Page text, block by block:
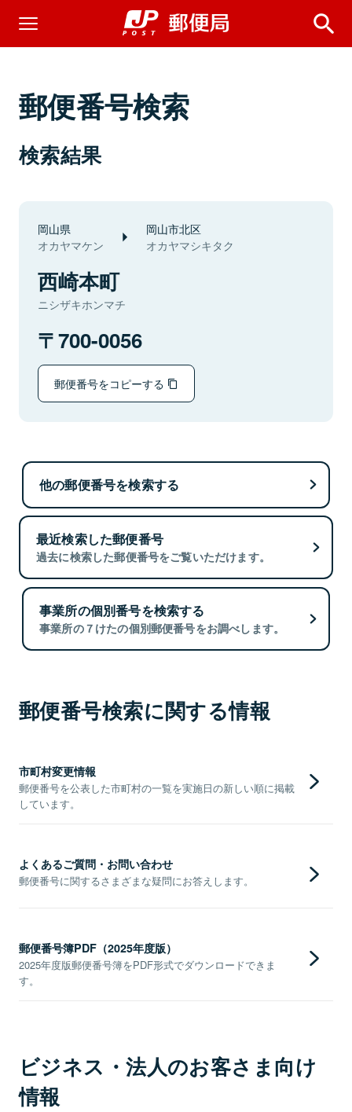
郵便番号検索
検索結果
岡山県
オカヤマケン
岡山市北区
オカヤマシキタク
西崎本町
ニシザキホンマチ
700-0056
郵便番号をコピーする
他の郵便番号を検索する
最近検索した郵便番号
過去に検索した郵便番号をご覧いただけます。
事業所の個別番号を検索する
事業所の７けたの個別郵便番号をお調べします。
郵便番号検索に関する情報
市町村変更情報
郵便番号を公表した市町村の一覧を実施日の新しい順に掲載
しています。
よくあるご質問・お問い合わせ
郵便番号に関するさまざまな疑問にお答えします。
郵便番号簿PDF（2025年度版）
2025年度版郵便番号簿をPDF形式でダウンロードできま
す。
ビジネス・法人のお客さま向け
情報